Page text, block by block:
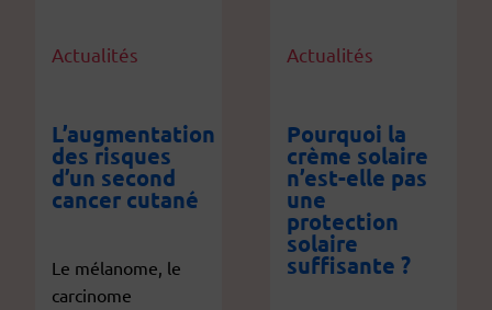
Actualités
L’augmentation
des risques
d’un second
cancer cutané
Le mélanome, le
carcinome
Actualités
Pourquoi la
crème solaire
n’est-elle pas
une
protection
solaire
suffisante ?